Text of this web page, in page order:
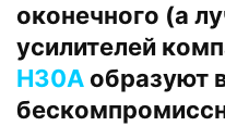
оконечного (а
усилителей
H30A образуют